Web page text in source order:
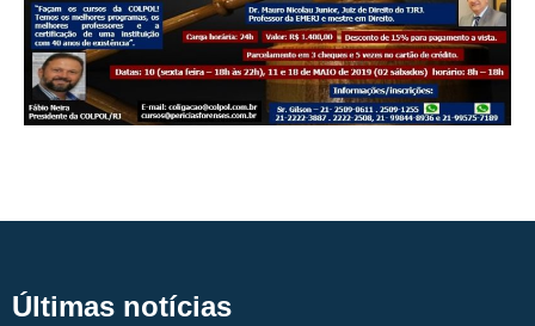
Últimas notícias